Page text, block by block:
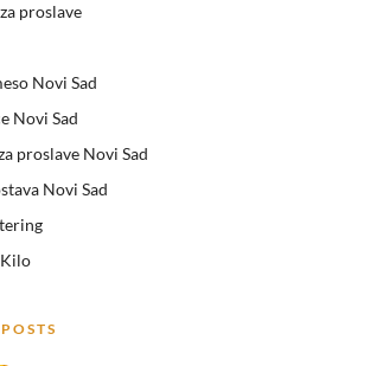
proslave
Novi Sad
Novi Sad
proslave Novi Sad
Novi Sad